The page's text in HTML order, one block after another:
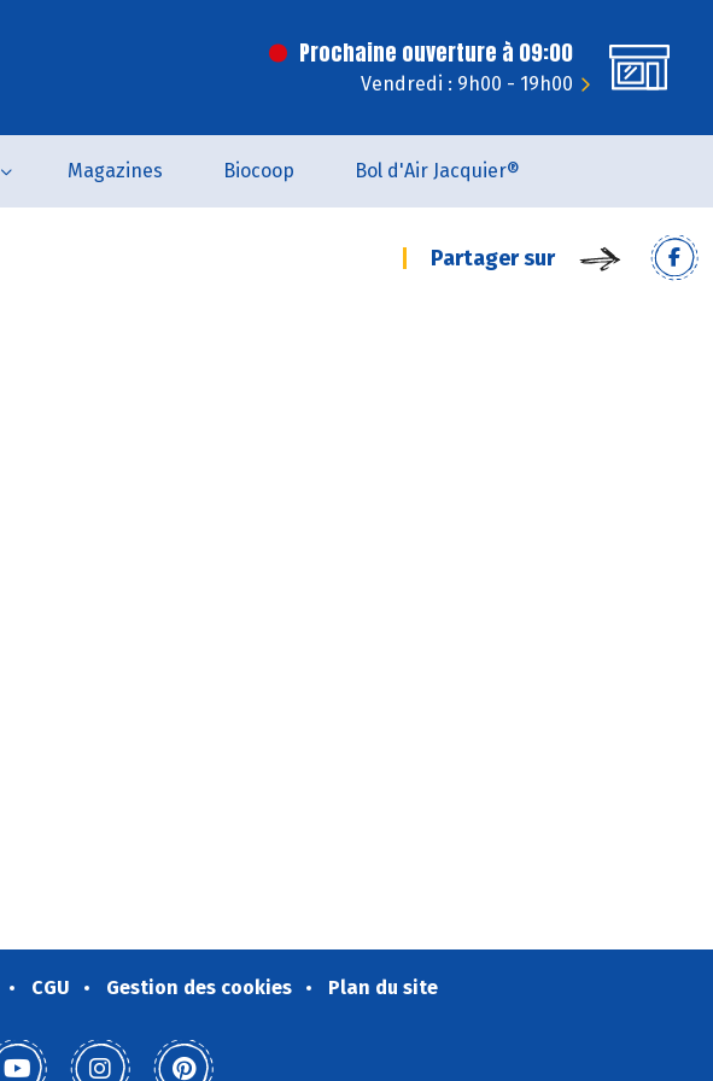
Prochaine ouverture à 09:00
Vendredi : 9h00 - 19h00
Magazines Biocoop Bol d'Air Jacquier®
Partager sur
CGU Gestion des cookies Plan du site